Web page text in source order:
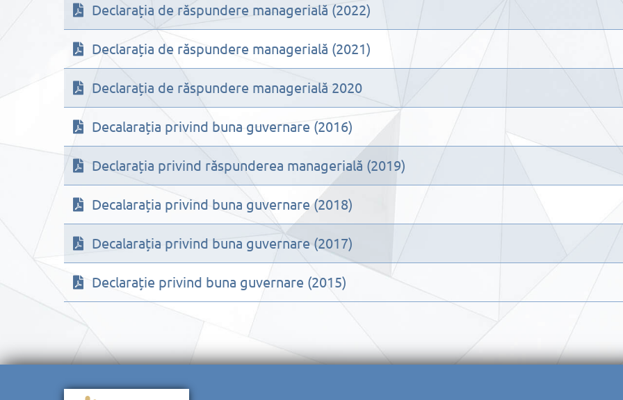
Declarația de răspundere managerială (2022)
Declarația de răspundere managerială (2021)
Declarația de răspundere managerială 2020
Decalarația privind buna guvernare (2016)
Declarația privind răspunderea managerială (2019)
Decalarația privind buna guvernare (2018)
Decalarația privind buna guvernare (2017)
Declarație privind buna guvernare (2015)